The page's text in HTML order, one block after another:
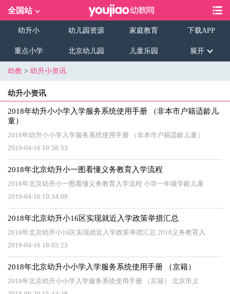
全国站
幼升小 幼儿园资源 家庭教育 下载APP
重点小学 北京幼儿园 儿童乐园 展开
幼教 > 幼升小资讯
幼升小资讯
2018年幼升小小学入学服务系统使用手册 （非本市户籍适龄儿
童）
2018年幼升小小学入学服务系统使用手册 （非本市户籍适龄儿童）
2019-04-16 19:58:53
2018年北京幼升小一图看懂义务教育入学流程
2018年北京幼升小一图看懂义务教育入学流程 小学一年级学龄儿童
2019-04-16 19:34:09
2018年北京幼升小16区实现就近入学政策举措汇总
2018年北京幼升小16区实现就近入学政策举措汇总 2018义务教育入
2019-04-16 18:03:23
2018年北京幼升小小学入学服务系统使用手册 （京籍）
2018年北京幼升小小学入学服务系统使用手册 （京籍） 北京市义